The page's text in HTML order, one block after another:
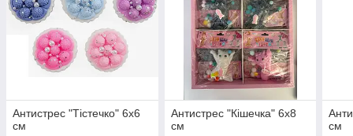
Антистрес "Тістечко" 6х6
см
Антистрес "Кішечка" 6х8
см
см